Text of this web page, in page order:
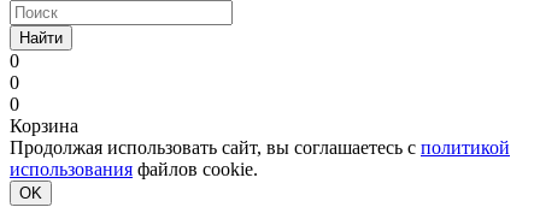
Найти
0
0
0
Корзина
Продолжая использовать сайт, вы соглашаетесь с политикой
использования файлов cookie.
OK